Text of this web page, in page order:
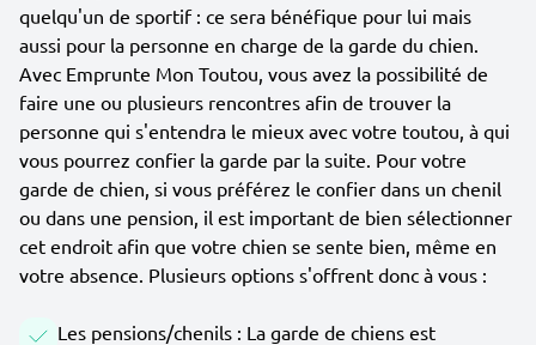
quelqu'un de sportif : ce sera bénéfique pour lui mais
aussi pour la personne en charge de la garde du chien.
Avec Emprunte Mon Toutou, vous avez la possibilité de
faire une ou plusieurs rencontres afin de trouver la
personne qui s'entendra le mieux avec votre toutou, à qui
vous pourrez confier la garde par la suite. Pour votre
garde de chien, si vous préférez le confier dans un chenil
ou dans une pension, il est important de bien sélectionner
cet endroit afin que votre chien se sente bien, même en
votre absence. Plusieurs options s'offrent donc à vous :
Les pensions/chenils : La garde de chiens est